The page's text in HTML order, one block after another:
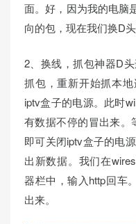
面。好，因为我的电脑
向的包，现在我们换D
2、换线，抓包神器D
抓包，重新开始抓本
iptv盒子的电源。此时
有数据不停的冒出来。
即可关闭iptv盒子的电
出新数据。我们在
器栏中，输入http回车
出来。